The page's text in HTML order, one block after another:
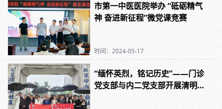
市第一中医医院举办 “砥砺精气
神 奋进新征程”微党课竞赛
时间：2024-05-17
“缅怀英烈，铭记历史”——门诊
党支部与内二党支部开展清明节